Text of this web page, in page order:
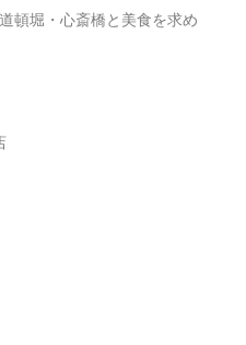
頓堀・心斎橋と美食を求め